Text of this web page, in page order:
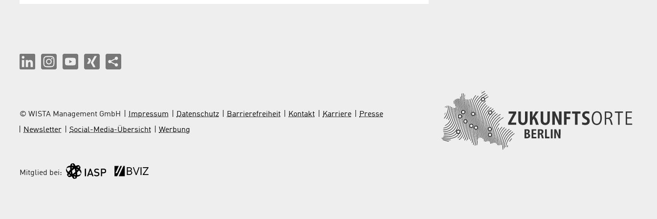
© WISTA Management GmbH Impressum Datenschutz Barrierefreiheit Kontakt Karriere
Presse
Newsletter
Social-Media-Übersicht Werbung
Mitglied bei: